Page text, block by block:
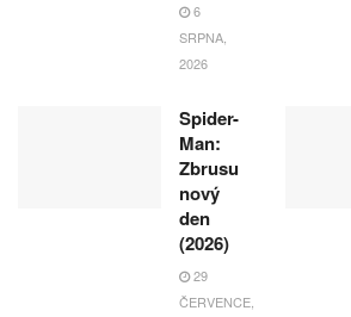
6
SRPNA,
2026
Spider-
Man:
Zbrusu
nový
den
(2026)
29
ČERVENCE,